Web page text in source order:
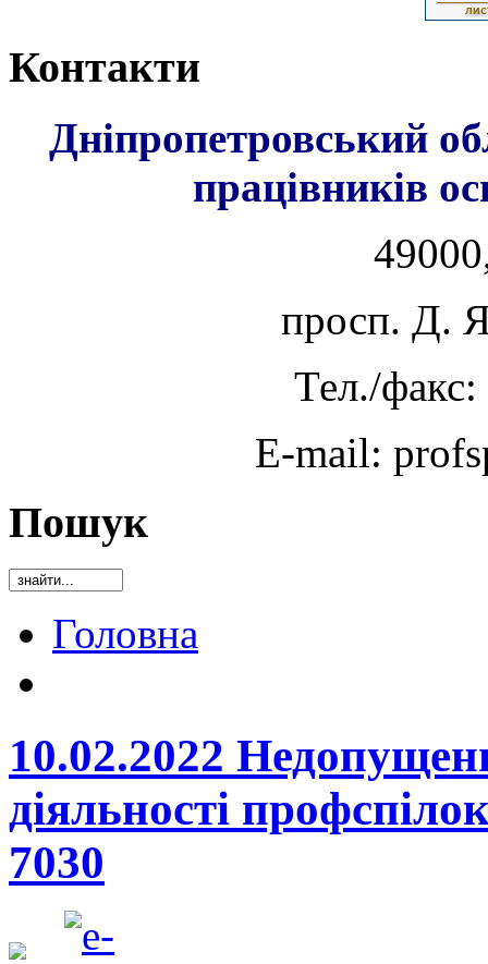
Контакти
Дніпропетровський
працівників
просп. Д.
Тел./
E-mail:
Пошук
Головна
10.02.2022
діяльності
7030